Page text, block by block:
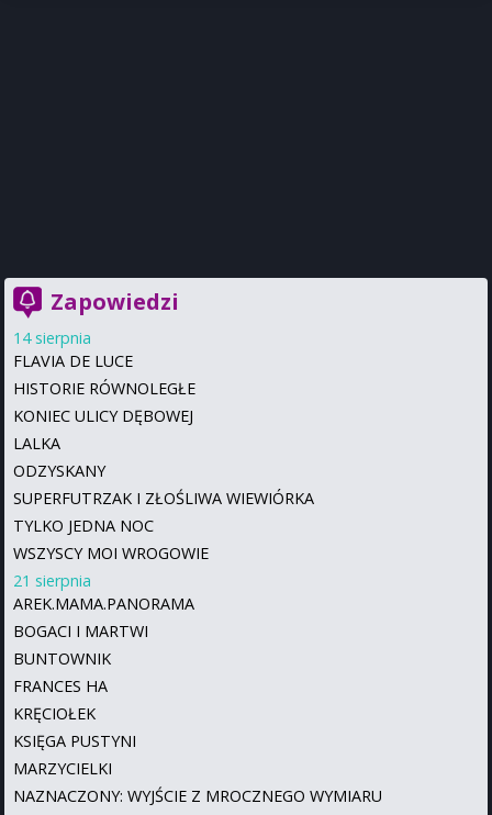
Zapowiedzi
14 sierpnia
FLAVIA DE LUCE
HISTORIE RÓWNOLEGŁE
KONIEC ULICY DĘBOWEJ
LALKA
ODZYSKANY
SUPERFUTRZAK I ZŁOŚLIWA WIEWIÓRKA
TYLKO JEDNA NOC
WSZYSCY MOI WROGOWIE
21 sierpnia
AREK.MAMA.PANORAMA
BOGACI I MARTWI
BUNTOWNIK
FRANCES HA
KRĘCIOŁEK
KSIĘGA PUSTYNI
MARZYCIELKI
NAZNACZONY: WYJŚCIE Z MROCZNEGO WYMIARU